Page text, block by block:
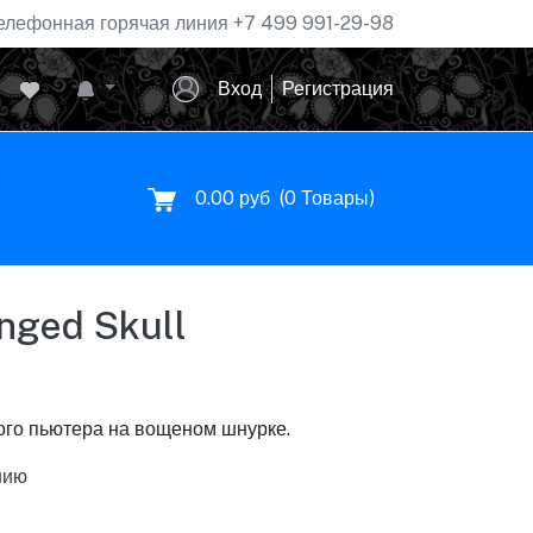
горячая линия +7 499 991-29-98
Вход Регистрация
0.00 руб (0 Товары)
Skull
пьютера на вощеном шнурке.